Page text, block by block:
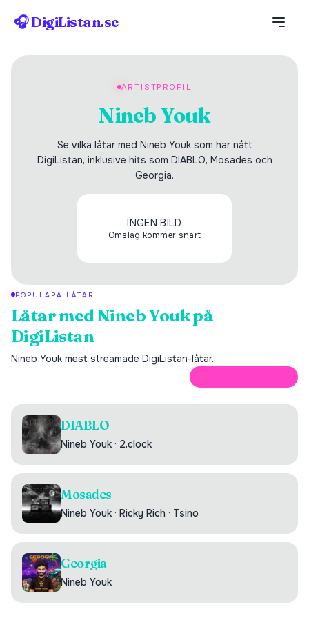
🎧 DigiListan.se
ARTISTPROFIL
Nineb Youk
Se vilka låtar med Nineb Youk som har nått
DigiListan, inklusive hits som DIABLO, Mosades och
Georgia.
INGEN BILD
Omslag kommer snart
POPULÄRA LÅTAR
Låtar medNineb Youkpå
DigiListan
Nineb Youk mest streamade DigiListan-låtar.
DIABLO
Nineb Youk · 2.clock
Mosades
Nineb Youk · Ricky Rich · Tsino
Georgia
Nineb Youk